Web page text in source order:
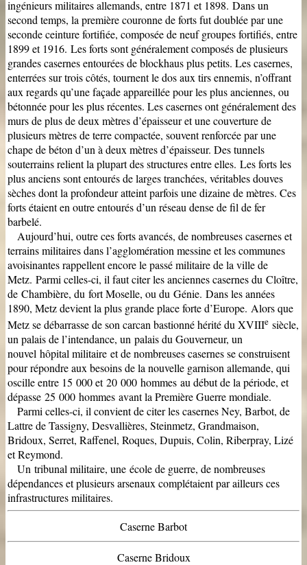
ingénieurs militaires allemands, entre 1871 et 1898. Dans un
second temps, la première couronne de forts fut doublée par une
seconde ceinture fortifiée, composée de neuf groupes fortifiés, entre
1899 et 1916. Les forts sont généralement composés de plusieurs
grandes casernes entourées de blockhaus plus petits. Les casernes,
enterrées sur trois côtés, tournent le dos aux tirs ennemis, n’offrant
aux regards qu’une façade appareillée pour les plus anciennes, ou
bétonnée pour les plus récentes. Les casernes ont généralement des
murs de plus de deux mètres d’épaisseur et une couverture de
plusieurs mètres de terre compactée, souvent renforcée par une
chape de béton d’un à deux mètres d’épaisseur. Des tunnels
souterrains relient la plupart des structures entre elles. Les forts les
plus anciens sont entourés de larges tranchées, véritables douves
sèches dont la profondeur atteint parfois une dizaine de mètres. Ces
forts étaient en outre entourés d’un réseau dense de fil de fer
barbelé.
Aujourd’hui, outre ces forts avancés, de nombreuses casernes et
terrains militaires dans l’agglomération messine et les communes
avoisinantes rappellent encore le passé militaire de la ville de
Metz. Parmi celles-ci, il faut citer les anciennes casernes du Cloître,
de Chambière, du fort Moselle, ou du Génie. Dans les années
1890, Metz devient la plus grande place forte d’Europe. Alors que
Metz se débarrasse de son carcan bastionné hérité du XVIIIe siècle,
un palais de l’intendance, un palais du Gouverneur, un
nouvel hôpital militaire et de nombreuses casernes se construisent
pour répondre aux besoins de la nouvelle garnison allemande, qui
oscille entre 15 000 et 20 000 hommes au début de la période, et
dépasse 25 000 hommes avant la Première Guerre mondiale.
Parmi celles-ci, il convient de citer les casernes Ney, Barbot, de
Lattre de Tassigny, Desvallières, Steinmetz, Grandmaison,
Bridoux, Serret, Raffenel, Roques, Dupuis, Colin, Riberpray, Lizé
et Reymond.
Un tribunal militaire, une école de guerre, de nombreuses
dépendances et plusieurs arsenaux complétaient par ailleurs ces
infrastructures militaires.
Caserne Barbot
Caserne Bridoux